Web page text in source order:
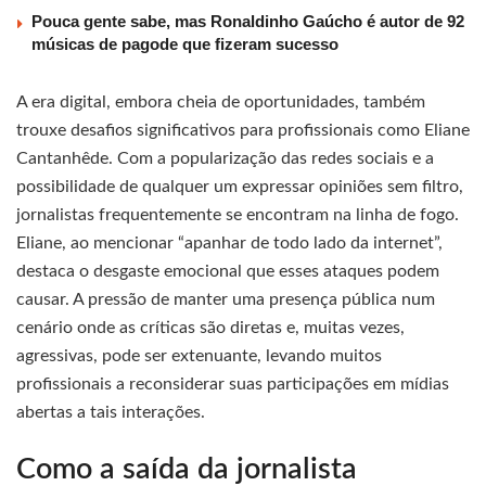
Pouca gente sabe, mas Ronaldinho Gaúcho é autor de 92
músicas de pagode que fizeram sucesso
A era digital, embora cheia de oportunidades, também
trouxe desafios significativos para profissionais como Eliane
Cantanhêde. Com a popularização das redes sociais e a
possibilidade de qualquer um expressar opiniões sem filtro,
jornalistas frequentemente se encontram na linha de fogo.
Eliane, ao mencionar “apanhar de todo lado da internet”,
destaca o desgaste emocional que esses ataques podem
causar. A pressão de manter uma presença pública num
cenário onde as críticas são diretas e, muitas vezes,
agressivas, pode ser extenuante, levando muitos
profissionais a reconsiderar suas participações em mídias
abertas a tais interações.
Como a saída da jornalista